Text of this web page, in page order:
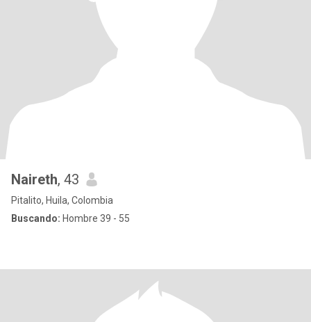
Naireth, 43
Pitalito, Huila, Colombia
Buscando: Hombre 39 - 55